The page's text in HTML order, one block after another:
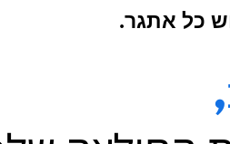
כל אתגר.